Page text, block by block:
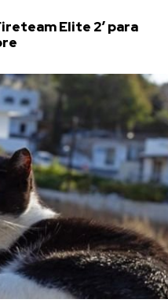
Elite 2′ para